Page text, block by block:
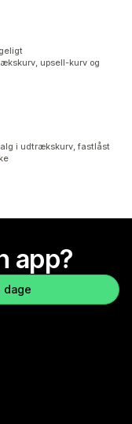
upsell-kurv og
i udtrækskurv, fastlåst
app?
dage